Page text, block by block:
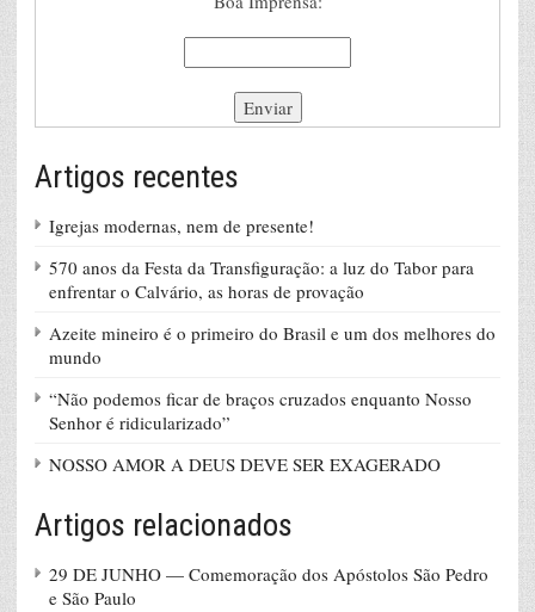
Artigos recentes
Igrejas modernas, nem de presente!
570 anos da Festa da Transfiguração: a luz do Tabor para
enfrentar o Calvário, as horas de provação
Azeite mineiro é o primeiro do Brasil e um dos melhores do
mundo
“Não podemos ficar de braços cruzados enquanto Nosso
Senhor é ridicularizado”
NOSSO AMOR A DEUS DEVE SER EXAGERADO
Artigos relacionados
29 DE JUNHO — Comemoração dos Apóstolos São Pedro
e São Paulo